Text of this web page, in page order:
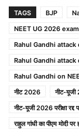
TAGS BJP
NEET UG 2026
Rahul Gandhi
Rahul Gandhi attack
Rahul Gandhi on
नीट 2026
नीट-
नीट-यूजी 2026 परीक्षा रद्द
राहुल गांधी का पीएम मोदी पर